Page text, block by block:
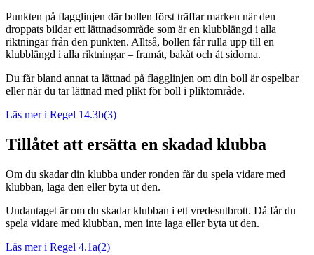
Punkten på flagglinjen där bollen först träffar marken när den
droppats bildar ett lättnadsområde som är en klubblängd i alla
riktningar från den punkten. Alltså, bollen får rulla upp till en
klubblängd i alla riktningar – framåt, bakåt och åt sidorna.
Du får bland annat ta lättnad på flagglinjen om din boll är ospelbar
eller när du tar lättnad med plikt för boll i pliktområde.
Läs mer i Regel 14.3b(3)
Tillåtet att ersätta en skadad klubba
Om du skadar din klubba under ronden får du spela vidare med
klubban, laga den eller byta ut den.
Undantaget är om du skadar klubban i ett vredesutbrott. Då får du
spela vidare med klubban, men inte laga eller byta ut den.
Läs mer i Regel 4.1a(2)